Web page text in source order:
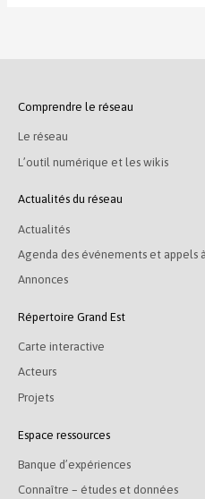
Comprendre le réseau
Le réseau
L’outil numérique et les wikis
Actualités du réseau
Actualités
Agenda des événements et appels
Annonces
Répertoire Grand Est
Carte interactive
Acteurs
Projets
Espace ressources
Banque d’expériences
Connaître – études et données